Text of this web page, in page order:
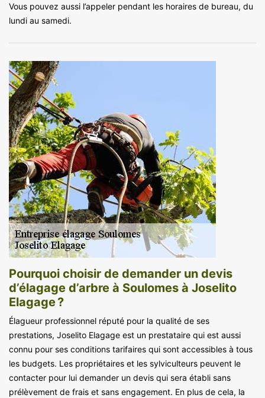
Vous pouvez aussi l’appeler pendant les horaires de bureau, du
lundi au samedi.
Pourquoi choisir de demander un devis
d’élagage d’arbre à Soulomes à Joselito
Elagage ?
Élagueur professionnel réputé pour la qualité de ses
prestations, Joselito Elagage est un prestataire qui est aussi
connu pour ses conditions tarifaires qui sont accessibles à tous
les budgets. Les propriétaires et les sylviculteurs peuvent le
contacter pour lui demander un devis qui sera établi sans
prélèvement de frais et sans engagement. En plus de cela, la